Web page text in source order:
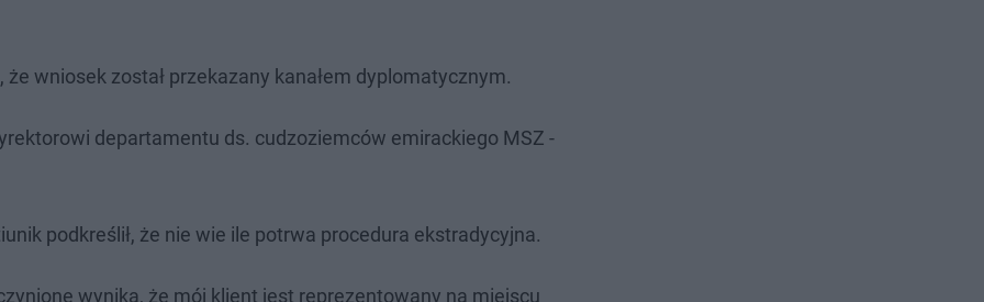
wniosek został przekazany kanałem dyplomatycznym.
departamentu ds. cudzoziemców emirackiego MSZ -
podkreślił, że nie wie ile potrwa procedura ekstradycyjna.
wynika, że mój klient jest reprezentowany na miejscu